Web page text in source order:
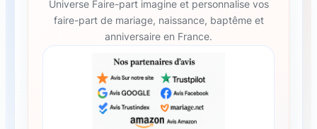
Universe Faire-part imagine et personnalise vos
faire-part de mariage, naissance, baptême et
anniversaire en France.